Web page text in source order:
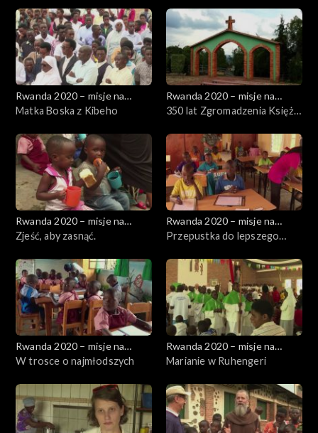
Rwanda 2020 – misje na
wzgórzach
Matka Boska z Kibeho
Rwanda 2020 – misje na
wzgórzach
350 lat Zgromadzenia Księży
Rwanda 2020 – misje na
wzgórzach
Zjeść, aby zasnąć.
Rwanda 2020 – misje na
wzgórzach
Przepustka do lepszego
Rwanda 2020 – misje na
wzgórzach
W trosce o najmłodszych
Rwanda 2020 – misje na
wzgórzach
Marianie w Ruhengeri